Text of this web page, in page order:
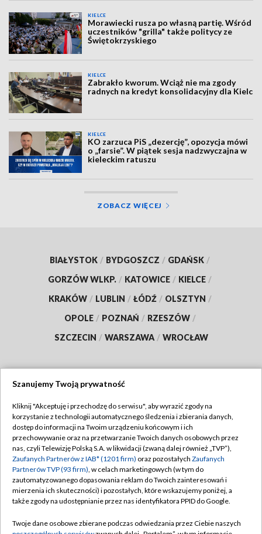
KIELCE
Morawiecki rusza po własną partię. Wśród
uczestników "grilla" także politycy ze
Świętokrzyskiego
KIELCE
Zabrakło kworum. Wciąż nie ma zgody
radnych na kredyt konsolidacyjny dla Kielc
KIELCE
KO zarzuca PiS „dezercję”, opozycja mówi
o „farsie”. W piątek sesja nadzwyczajna w
kieleckim ratuszu
ZOBACZ WIĘCEJ
BIAŁYSTOK / BYDGOSZCZ / GDAŃSK /
GORZÓW WLKP. / KATOWICE / KIELCE /
KRAKÓW / LUBLIN / ŁÓDŹ / OLSZTYN /
OPOLE / POZNAŃ / RZESZÓW /
SZCZECIN / WARSZAWA / WROCŁAW
TVP
Abonament TVP
Emisja w TVP
Centrum informacji TVP
Naziemna Telewizja Cyfrowa
Regulamin TVP
Polityka prywatności
Moje zgody
Pomoc
Szanujemy Twoją prywatność
Kliknij "Akceptuję i przechodzę do serwisu", aby wyrazić zgody na
korzystanie z technologii automatycznego śledzenia i zbierania danych,
dostęp do informacji na Twoim urządzeniu końcowym i ich
przechowywanie oraz na przetwarzanie Twoich danych osobowych przez
nas, czyli Telewizję Polską S.A. w likwidacji (zwaną dalej również „TVP”),
Zaufanych Partnerów z IAB* (1201 firm) oraz pozostałych Zaufanych
Partnerów TVP (93 firm), w celach marketingowych (w tym do
zautomatyzowanego dopasowania reklam do Twoich zainteresowań i
mierzenia ich skuteczności) i pozostałych, które wskazujemy poniżej, a
także zgody na udostępnianie przez nas identyfikatora PPID do Google.
Twoje dane osobowe zbierane podczas odwiedzania przez Ciebie naszych